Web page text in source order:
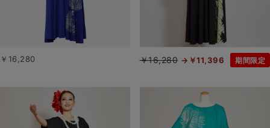
￥16,280 ￥16,280 ￥11,396 期間限定